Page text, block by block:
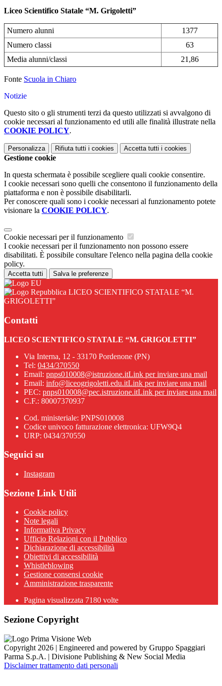
Liceo Scientifico Statale “M. Grigoletti”
Numero alunni
1377
Numero classi
63
Media alunni/classi
21,86
Fonte Scuola in Chiaro
Notizie
Questo sito o gli strumenti terzi da questo utilizzati si avvalgono di
cookie necessari al funzionamento ed utili alle finalità illustrate nella
COOKIE POLICY.
Personalizza Rifiuta tutti i cookies Accetta tutti i cookies
Gestione cookie
In questa schermata è possibile scegliere quali cookie consentire.
I cookie necessari sono quelli che consentono il funzionamento della
piattaforma e non è possibile disabilitarli.
Per conoscere quali sono i cookie necessari al funzionamento potete
visionare la COOKIE POLICY.
Cookie necessari per il funzionamento
I cookie necessari per il funzionamento non possono essere
disabilitati. È possibile consultare l'elenco nella pagina della cookie
policy.
Accetta tutti Salva le preferenze
LICEO SCIENTIFICO STATALE “M.
GRIGOLETTI”
Contatti
LICEO SCIENTIFICO STATALE “M. GRIGOLETTI”
Via Interna, 12 - 33170 Pordenone (PN)
Tel: 0434/370550
Email: pnps010008@istruzione.itLink per inviare una mail
Email: info@liceogrigoletti.edu.itLink per inviare una mail
PEC: pnps010008@pec.istruzione.itLink per inviare una mail
C.F.: 80007370937
Cod. ministeriale: PNPS010008
Codice univoco fatturazione elettronica: UFW9Q4
URP: 0434/370550
Seguici su
Instagram
Sezione Link Utili
Cookie policy
Note legali
Informativa Privacy
Ufficio Relazioni con il Pubblico
Dichiarazione di accessibilità
Obiettivi di accessibilità
Whistleblowing
Gestione consensi cookie
Amministrazione trasparente
Pagina visualizzata 7180 volte
Sezione Copyright
Copyright 2026 | Engineered and powered by Gruppo Spaggiari
Parma S.p.A. | Divisione Publishing & New Social Media
Disclaimer trattamento dati personali